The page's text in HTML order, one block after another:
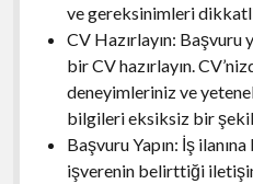
ve gereksinimleri
CV Hazırlayın: Başvuru
bir CV hazırlayın.
deneyimleriniz ve
bilgileri eksiksiz bir
Başvuru Yapın: İş
işverenin belirttiği